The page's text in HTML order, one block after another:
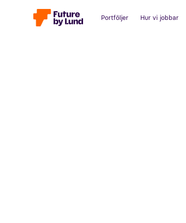
Portföljer Hur vi jobbar